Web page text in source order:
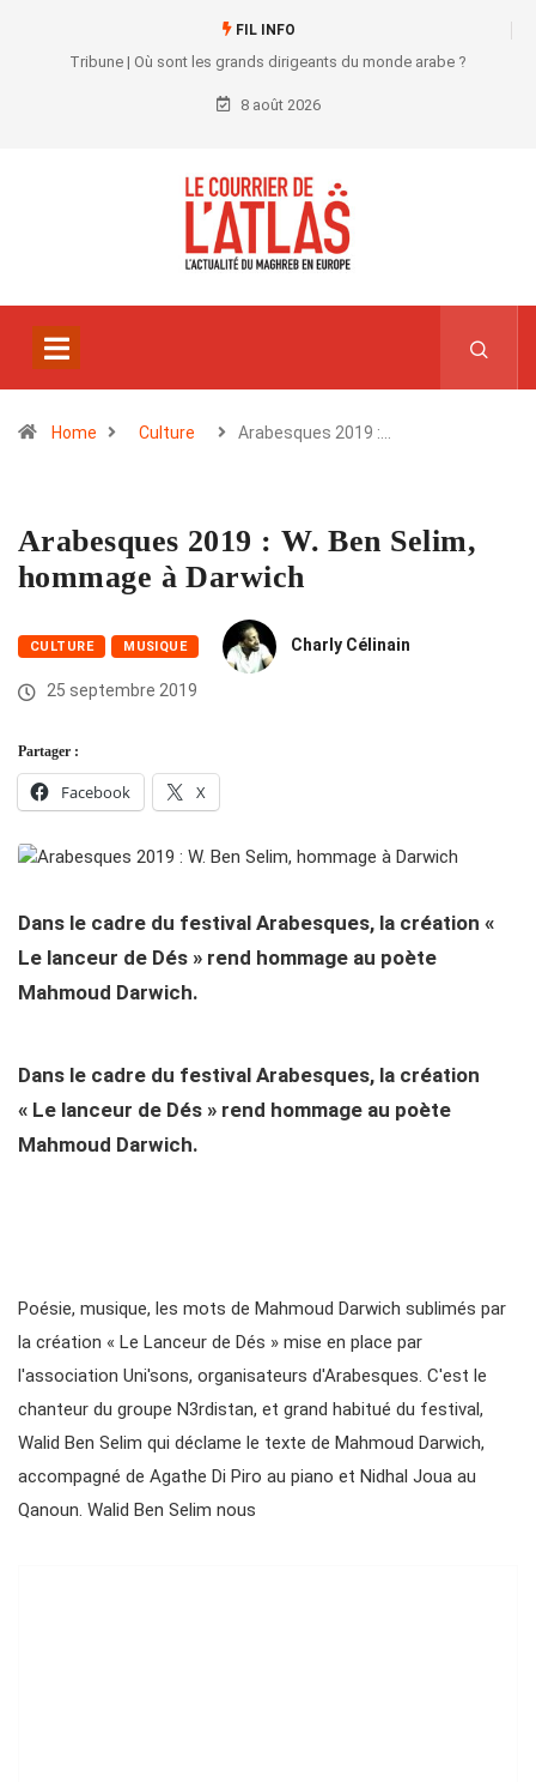
FIL INFO
Tribune | Où sont les grands dirigeants du monde arabe ?
8 août 2026
Home Culture Arabesques 2019 :…
Arabesques 2019 : W. Ben Selim,
hommage à Darwich
CULTURE MUSIQUE Charly Célinain
25 septembre 2019
Partager :
Facebook X
Dans le cadre du festival Arabesques, la création «
Le lanceur de Dés » rend hommage au poète
Mahmoud Darwich.
Dans le cadre du festival Arabesques, la création
« Le lanceur de Dés » rend hommage au poète
Mahmoud Darwich.
Poésie, musique, les mots de Mahmoud Darwich sublimés par
la création « Le Lanceur de Dés » mise en place par
l'association Uni'sons, organisateurs d'Arabesques. C'est le
chanteur du groupe N3rdistan, et grand habitué du festival,
Walid Ben Selim qui déclame le texte de Mahmoud Darwich,
accompagné de Agathe Di Piro au piano et Nidhal Joua au
Qanoun. Walid Ben Selim nous